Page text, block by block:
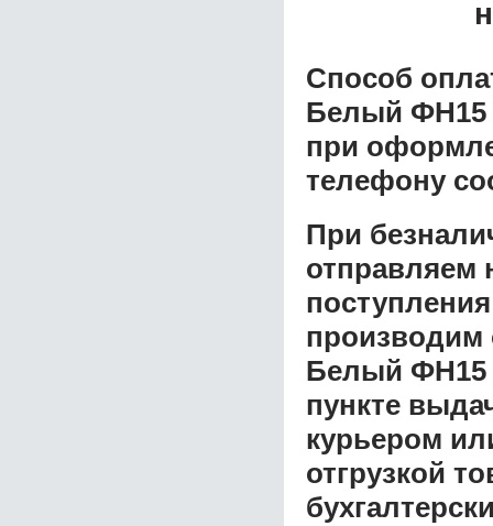
Способ
Белый ФН15
при
телефону
При
отправляем
производим
Белый ФН15
пункте
курьером
отгрузкой